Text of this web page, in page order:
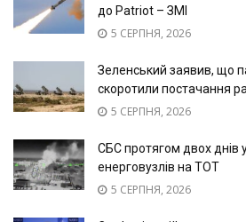
до Patriot – ЗМІ
5 СЕРПНЯ, 2026
Зеленський заявив, що
скоротили постачання
5 СЕРПНЯ, 2026
СБС протягом двох днів
енерговузлів на ТОТ
5 СЕРПНЯ, 2026